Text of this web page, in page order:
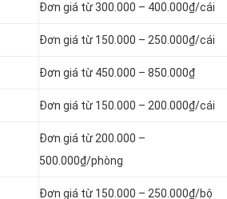
Đơn giá từ 300.000 – 400.000₫/cái
Đơn giá từ 150.000 – 250.000₫/cái
Đơn giá từ 450.000 – 850.000₫
Đơn giá từ 150.000 – 200.000₫/cái
Đơn giá từ 200.000 –
500.000₫/phòng
Đơn giá từ 150.000 – 250.000₫/bộ